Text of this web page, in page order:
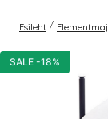
Esileht /
SALE -18%